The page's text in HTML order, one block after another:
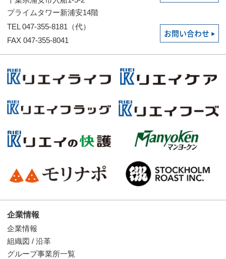
プライムタワー新浦安14階
TEL 047-355-8181（代）
FAX 047-355-8041
お問い合わせ
企業情報
企業情報
組織図 / 沿革
グループ事業所一覧